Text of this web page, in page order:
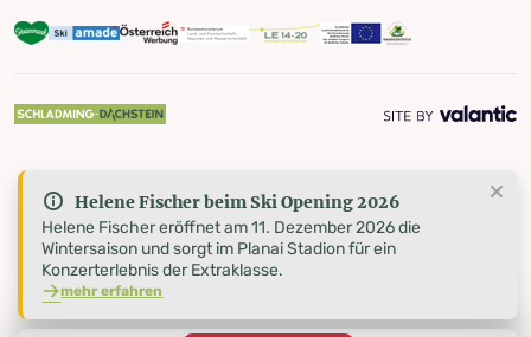
Helene Fischer beim Ski Opening 2026
Helene Fischer eröffnet am 11. Dezember 2026 die
Wintersaison und sorgt im Planai Stadion für ein
Konzerterlebnis der Extraklasse.
mehr erfahren